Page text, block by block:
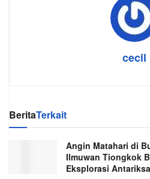
cecil
BeritaTerkait
Angin Matahari di
Ilmuwan Tiongkok
Eksplorasi Antariksa